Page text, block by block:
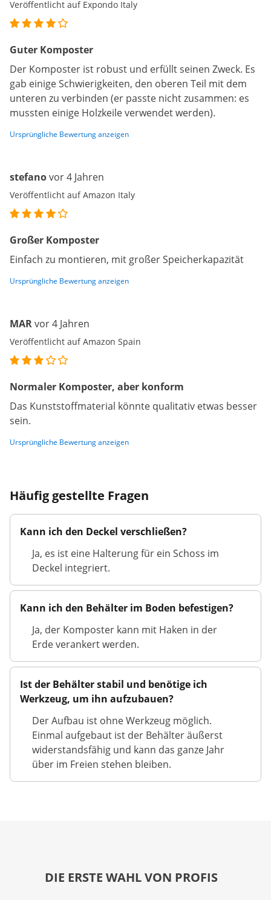
Veröffentlicht auf Expondo Italy
Guter Komposter
Der Komposter ist robust und erfüllt seinen Zweck. Es
gab einige Schwierigkeiten, den oberen Teil mit dem
unteren zu verbinden (er passte nicht zusammen: es
mussten einige Holzkeile verwendet werden).
Ursprüngliche Bewertung anzeigen
stefanovor 4 Jahren
Veröffentlicht auf Amazon Italy
Großer Komposter
Einfach zu montieren, mit großer Speicherkapazität
Ursprüngliche Bewertung anzeigen
MARvor 4 Jahren
Veröffentlicht auf Amazon Spain
Normaler Komposter, aber konform
Das Kunststoffmaterial könnte qualitativ etwas besser
sein.
Ursprüngliche Bewertung anzeigen
Häufig gestellte Fragen
Kann ich den Deckel verschließen?
Ja, es ist eine Halterung für ein Schoss im
Deckel integriert.
Kann ich den Behälter im Boden befestigen?
Ja, der Komposter kann mit Haken in der
Erde verankert werden.
Ist der Behälter stabil und benötige ich
Werkzeug, um ihn aufzubauen?
Der Aufbau ist ohne Werkzeug möglich.
Einmal aufgebaut ist der Behälter äußerst
widerstandsfähig und kann das ganze Jahr
über im Freien stehen bleiben.
DIE ERSTE WAHL VON PROFIS